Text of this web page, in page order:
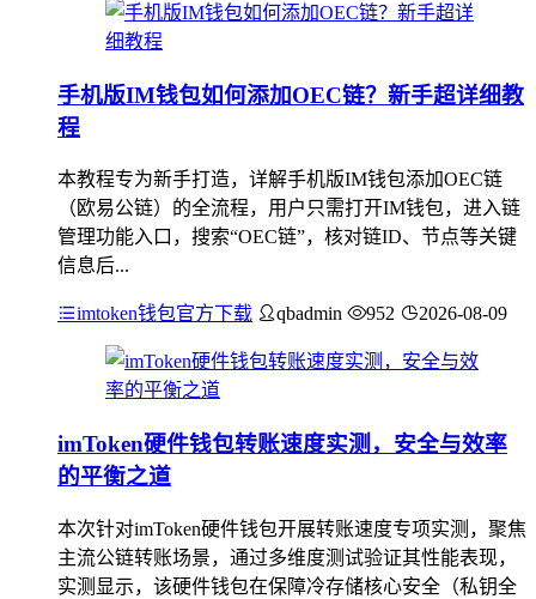
手机版IM钱包如何添加OEC链？新手超详细教
程
本教程专为新手打造，详解手机版IM钱包添加OEC链
（欧易公链）的全流程，用户只需打开IM钱包，进入链
管理功能入口，搜索“OEC链”，核对链ID、节点等关键
信息后...
imtoken钱包官方下载 qbadmin 952 2026-08-09
imToken硬件钱包转账速度实测，安全与效率
的平衡之道
本次针对imToken硬件钱包开展转账速度专项实测，聚焦
主流公链转账场景，通过多维度测试验证其性能表现，
实测显示，该硬件钱包在保障冷存储核心安全（私钥全